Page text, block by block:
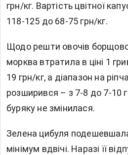
грн/кг. Вартість цвітної
118-125 до 68-75 грн/кг.
Щодо решти овочів
морква втратила в ціні 1
19 грн/кг, а діапазон на
розширився – з 7-8 до 7-10
буряку не змінилася.
Зелена цибуля
мінімум вдвічі. Наразі її